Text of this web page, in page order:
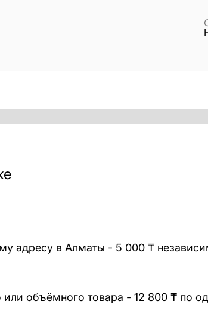
адресу в Алматы - 5 000 ₸
или объёмного товара - 12 800 ₸ по